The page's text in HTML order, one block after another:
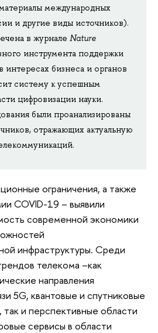
международных
и другие виды источников).
в журнале Nature
инструмента поддержки
интересах бизнеса и органов
систему к успешным
цифровизации науки.
были проанализированы
отражающих актуальную
ограничения, а также
COVID-19 – выявили
современной экономики
инфраструктуры. Среди
телекома –как
направления
5G, квантовые и спутниковые
и перспективные области
сервисы в области